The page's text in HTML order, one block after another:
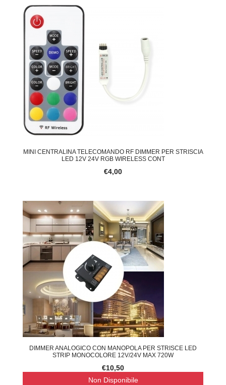
MINI CENTRALINA TELECOMANDO RF DIMMER PER STRISCIA
LED 12V 24V RGB WIRELESS CONT
€4,00
DIMMER ANALOGICO CON MANOPOLA PER STRISCE LED
STRIP MONOCOLORE 12V/24V MAX 720W
€10,50
Non Disponibile